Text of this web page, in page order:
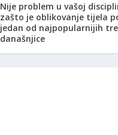
Nije problem u vašoj
zašto je oblikovanje tijela
jedan od najpopularnijih
današnjice